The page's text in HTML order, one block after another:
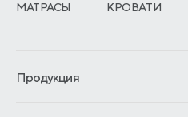
МАТРАСЫ КРОВАТИ
Продукция